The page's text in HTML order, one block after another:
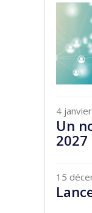
4
Un
2027
15